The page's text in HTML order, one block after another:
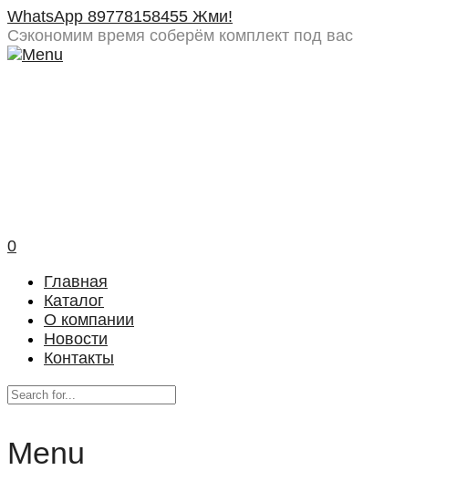
WhatsApp 89778158455 Жми!
Сэкономим время соберём комплект под вас
0
Главная
Каталог
О компании
Новости
Контакты
Menu